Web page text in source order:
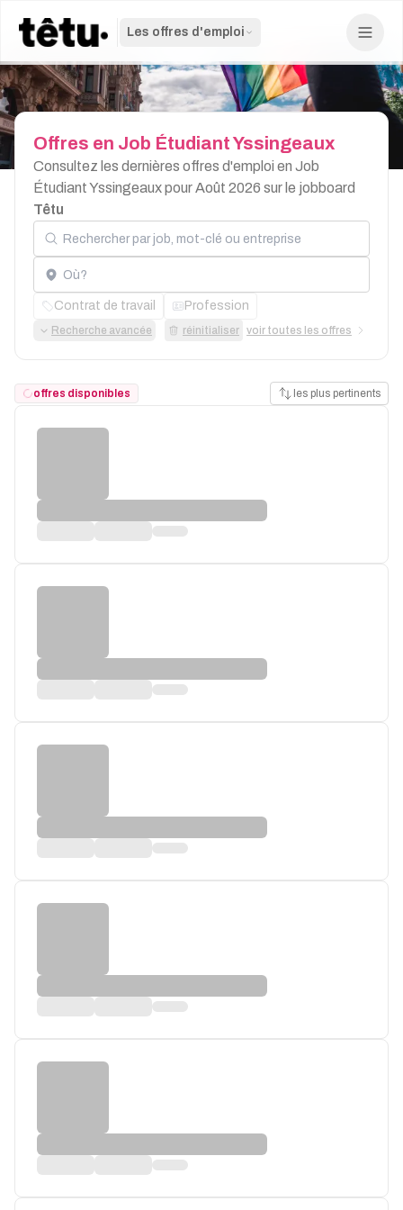
Les offres d'emploi
Offres en Job ÉtudiantYssingeaux
Consultez les dernières offres d'emploi en Job
Étudiant Yssingeaux pour Août 2026 sur le jobboard
Têtu
Rechercher par job, mot-clé ou entreprise
Localisation
Contrat de travail Profession
Recherche avancée réinitialiser voir toutes les offres
offres disponibles les plus pertinents